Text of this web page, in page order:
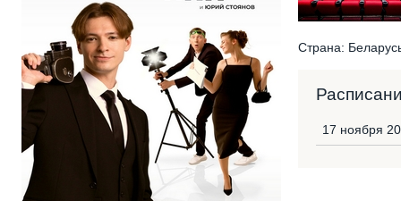
Страна:
17 ноября